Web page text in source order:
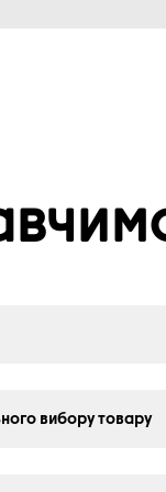
вибору товару